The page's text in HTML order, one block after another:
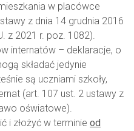
w placówce
z dnia 14 grudnia 2016
z 2021 r. poz. 1082).
internatów – deklaracje, o
składać jedynie
są uczniami szkoły,
(art. 107 ust. 2 ustawy z
oświatowe).
i złożyć w terminie od